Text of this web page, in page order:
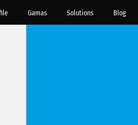
Gamas Solutions Blog